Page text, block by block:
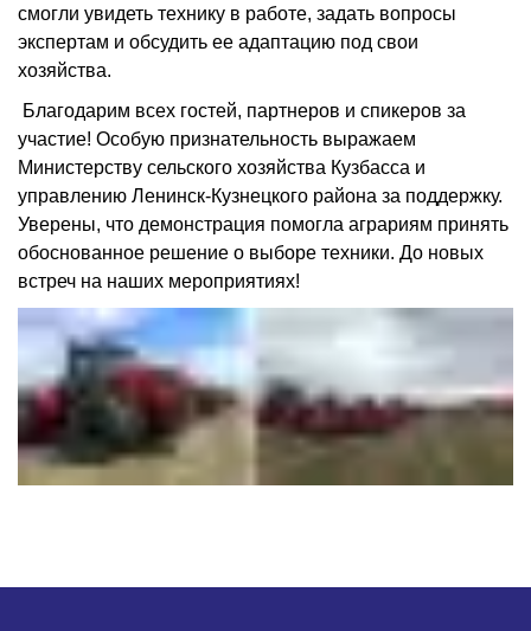
смогли увидеть технику в работе, задать вопросы
экспертам и обсудить ее адаптацию под свои
хозяйства.
Благодарим всех гостей, партнеров и спикеров за
участие! Особую признательность выражаем
Министерству сельского хозяйства Кузбасса и
управлению Ленинск-Кузнецкого района за поддержку.
Уверены, что демонстрация помогла аграриям принять
обоснованное решение о выборе техники. До новых
встреч на наших мероприятиях!